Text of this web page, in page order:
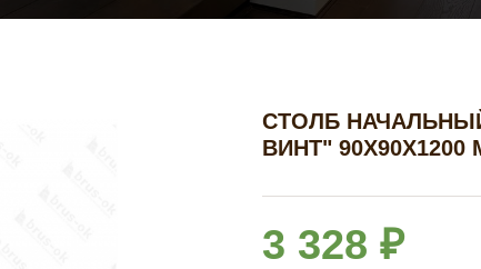
СТОЛБ
ВИНТ" 90Х90Х1200
3 328 ₽